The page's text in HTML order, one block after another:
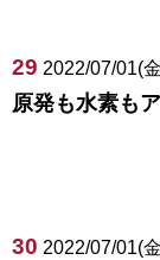
29 2022/07/01(
原発も水素も
30 2022/07/01(